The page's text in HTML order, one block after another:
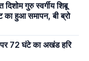
दिशोम गुरु स्वर्गीय शिबू
का हुआ समापन, बी ब्रो
पर 72 घंटे का अखंड हरि